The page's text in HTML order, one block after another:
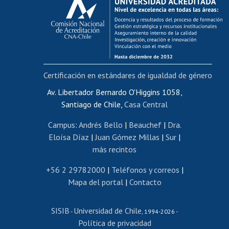
Postulación al AUCAI
Funcionarias/os
Cursos internos de capacitación
Bienestar del personal
Portal de movilidad interna
Certificado de renta
Certificado de renta honorarios
Editar páginas blancas
Extranjeras/os
Revalidación y reconocimiento de títulos
Postulación al Programa de Movilidad Estudiantil
Cursos de español
Av. Libertador Bernardo O'Higgins 1058,
Santiago de Chile, Casa Central
Campus: Andrés Bello | Beauchef| Dra.
Eloísa Díaz |Juan Gómez Millas | Sur |
más recintos
+56 2 29782000 | Teléfonos y correos |
Mapa del portal| Contacto
SISIB - Universidad de Chile, 1994-2026 -
Política de privacidad
Certificación en estándares de igualdad de género